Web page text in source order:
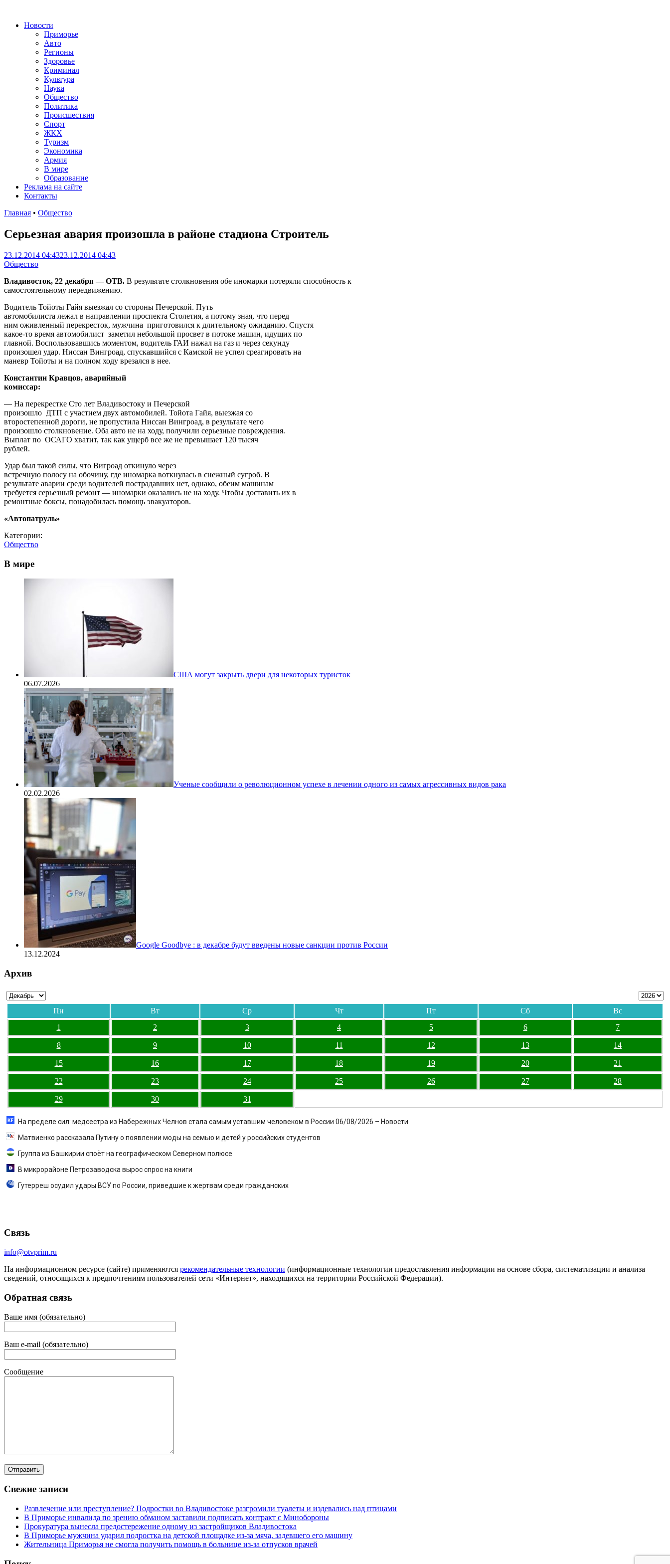
Новости
Приморье
Авто
Регионы
Здоровье
Криминал
Культура
Наука
Общество
Политика
Происшествия
Спорт
ЖКХ
Туризм
Экономика
Армия
В мире
Образование
Реклама на сайте
Контакты
Главная • Общество
Серьезная авария произошла в районе стадиона Строитель
23.12.2014 04:4323.12.2014 04:43
Общество
Владивосток, 22 декабря — ОТВ. В результате столкновения обе иномарки потеряли способность к
самостоятельному передвижению.
Водитель Тойоты Гайя выезжал со стороны Печерской. Путь
автомобилиста лежал в направлении проспекта Столетия, а потому зная, что перед
ним оживленный перекресток, мужчина приготовился к длительному ожиданию. Спустя
какое-то время автомобилист заметил небольшой просвет в потоке машин, идущих по
главной. Воспользовавшись моментом, водитель ГАИ нажал на газ и через секунду
произошел удар. Ниссан Вингроад, спускавшийся с Камской не успел среагировать на
маневр Тойоты и на полном ходу врезался в нее.
Константин Кравцов, аварийный
комиссар:
— На перекрестке Сто лет Владивостоку и Печерской
произошло ДТП с участием двух автомобилей. Тойота Гайя, выезжая со
второстепенной дороги, не пропустила Ниссан Вингроад, в результате чего
произошло столкновение. Оба авто не на ходу, получили серьезные повреждения.
Выплат по ОСАГО хватит, так как ущерб все же не превышает 120 тысяч
рублей.
Удар был такой силы, что Вигроад откинуло через
встречную полосу на обочину, где иномарка воткнулась в снежный сугроб. В
результате аварии среди водителей пострадавших нет, однако, обеим машинам
требуется серьезный ремонт — иномарки оказались не на ходу. Чтобы доставить их в
ремонтные боксы, понадобилась помощь эвакуаторов.
«Автопатруль»
Категории:
Общество
В мире
США могут закрыть двери для некоторых туристок
06.07.2026
Ученые сообщили о революционном успехе в лечении одного из самых агрессивных видов рака
02.02.2026
Google Goodbye : в декабре будут введены новые санкции против России
13.12.2024
Архив
Пн Вт Ср Чт Пт Сб
Вс
1
2 3 4 5 6 7
8 9 10 11 12 13 14
15 16 17 18 19 20 21
22 23 24 25 26 27 28
29 30 31
На пределе сил: медсестра из Набережных Челнов стала самым уставшим человеком в России 06/08/2026 – Новости
Матвиенко рассказала Путину о появлении моды на семью и детей у российских студентов
Группа из Башкирии споёт на географическом Северном полюсе
В микрорайоне Петрозаводска вырос спрос на книги
Гутерреш осудил удары ВСУ по России, приведшие к жертвам среди гражданских
Связь
info@otvprim.ru
На информационном ресурсе (сайте) применяются рекомендательные технологии (информационные технологии предоставления информации на основе сбора, систематизации и анализа
сведений, относящихся к предпочтениям пользователей сети «Интернет», находящихся на территории Российской Федерации).
Обратная связь
Ваше имя (обязательно)
Ваш e-mail (обязательно)
Сообщение
Свежие записи
Развлечение или преступление? Подростки во Владивостоке разгромили туалеты и издевались над птицами
В Приморье инвалида по зрению обманом заставили подписать контракт с Минобороны
Прокуратура вынесла предостережение одному из застройщиков Владивостока
В Приморье мужчина ударил подростка на детской площадке из-за мяча, задевшего его машину
Жительница Приморья не смогла получить помощь в больнице из-за отпусков врачей